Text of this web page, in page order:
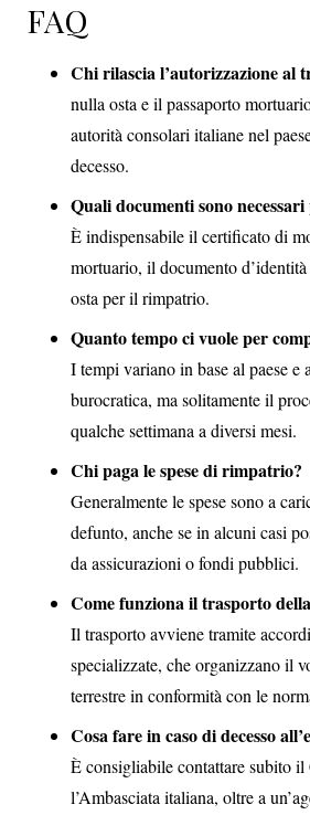
FAQ
Chi rilascia l’autorizzazione al
nulla osta e il passaporto
autorità consolari italiane nel
decesso.
Quali documenti sono
È indispensabile il certificato di
mortuario, il documento
osta per il rimpatrio.
Quanto tempo ci vuole per
I tempi variano in base al paese e
burocratica, ma solitamente il
qualche settimana a diversi mesi.
Chi paga le spese di rimpatrio?
Generalmente le spese sono a
defunto, anche se in alcuni casi
da assicurazioni o fondi pubblici.
Come funziona il trasporto
Il trasporto avviene tramite
specializzate, che organizzano il
terrestre in conformità con le
Cosa fare in caso di decesso
È consigliabile contattare subito il
l’Ambasciata italiana, oltre a